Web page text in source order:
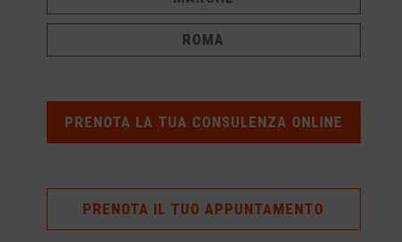
ROMA
PRENOTA LA TUA CONSULENZA ONLINE
PRENOTA IL TUO APPUNTAMENTO